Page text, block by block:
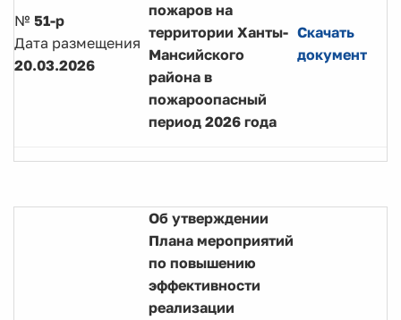
№ 51-р
Дата размещения
20.03.2026
пожаров на
территории Ханты-
Мансийского
района в
пожароопасный
период 2026 года
Скачать
документ
Об утверждении
Плана мероприятий
по повышению
эффективности
реализации